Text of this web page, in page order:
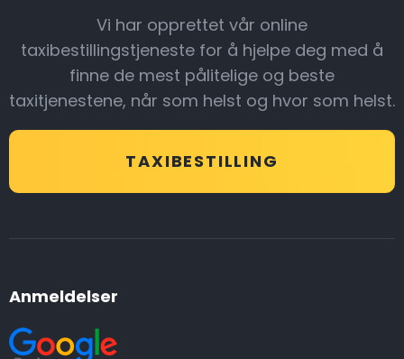
Vi har opprettet vår online
taxibestillingstjeneste for å hjelpe deg med å
finne de mest pålitelige og beste
taxitjenestene, når som helst og hvor som helst.
TAXIBESTILLING
Anmeldelser